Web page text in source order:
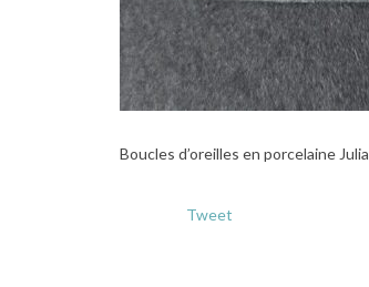
Boucles d’oreilles en porcelaine Julia
Tweet